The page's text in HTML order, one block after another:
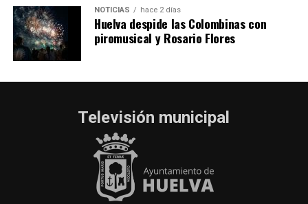
NOTICIAS hace 2 días
Huelva despide las Colombinas con
piromusical y Rosario Flores
Televisión municipal